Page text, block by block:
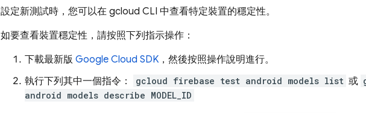
設定新測試時，您可以在 gcloud CLI 中查看特定裝置的穩定性。
如要查看裝置穩定性，請按照下列指示操作：
下載最新版 Google Cloud SDK ，然後按照操作說明進行。
執行下列其中一個指令：
gcloud firebase test android models list 或
android models describe MODEL_ID